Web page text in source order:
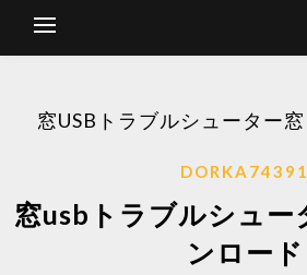
窓USBトラブルシューター
DORKA74391
窓usbトラブルシュー
ンロード